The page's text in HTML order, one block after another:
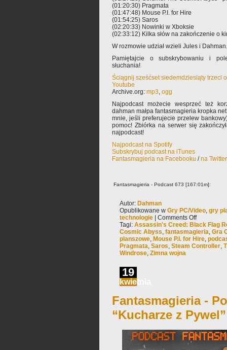
(01:20:30) Pragmata
(01:47:48) Mouse P.I. for Hire
(01:54:25) Saros
(02:20:33) Nowinki w Xboksie
(02:33:12) Kilka słów na zakończenie o
W rozmowie udział wzieli Jules i Dahman.
Pamiętajcie o subskrybowaniu i
słuchania!
Ściągnij sześćset siedemdziesiąty trzeci
Youtube
Archive.org: mp3, ogg
Najpodcast możecie wesprzeć też
dahman małpa fantasmagieria kropka
mnie, jeśli preferujecie przelew
pomoc! Zbiórka na serwer się
najpodcast!
Najpodcast na Spotify
Subskrybuj podcast na iTunes
Fantasmagieria na Facebooku /na
Fantasmagieria - Podcast 673 [167:01m]:
Autor: Dahman
Opublikowane w Gry PC/Video, gry
technologie
Comments Off
Tagi: Assassin's Creed: Black Flag
Cosmic Abyss, fantasmagieria, Gra
planszowe, Mouse P.I. for Hire,
Pragmata, Saros, Steam Controller,
Windrose, Zimna wojna
19
kwietnia
Fantasmagieria -
“Kucharze z Pywel”